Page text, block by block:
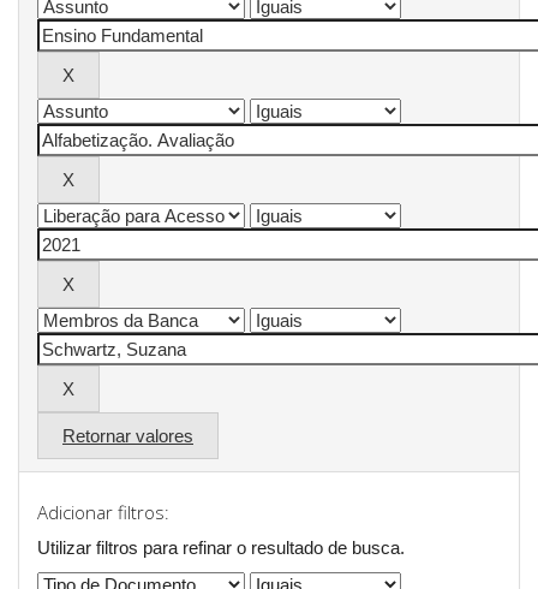
Retornar valores
Adicionar filtros:
Utilizar filtros para refinar o resultado de busca.